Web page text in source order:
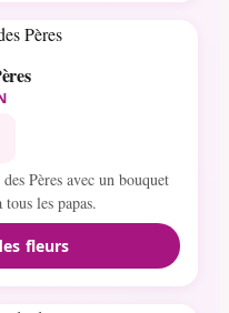
Pères avec un bouquet
les papas.
fleurs